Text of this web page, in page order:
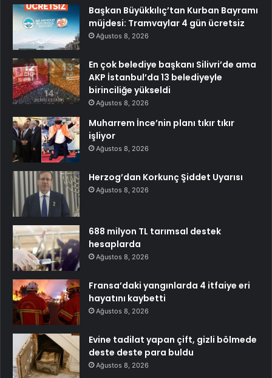
Başkan Büyükkılıç’tan Kurban Bayramı
müjdesi: Tramvaylar 4 gün ücretsiz
Ağustos 8, 2026
En çok belediye başkanı Silivri’de ama
AKP İstanbul’da 13 belediyeyle
birinciliğe yükseldi
Ağustos 8, 2026
Muharrem İnce’nin planı tıkır tıkır
işliyor
Ağustos 8, 2026
Herzog’dan Korkunç Şiddet Uyarısı
Ağustos 8, 2026
688 milyon TL tarımsal destek
hesaplarda
Ağustos 8, 2026
Fransa’daki yangınlarda 4 itfaiye eri
hayatını kaybetti
Ağustos 8, 2026
Evine tadilat yapan çift, gizli bölmede
deste deste para buldu
Ağustos 8, 2026